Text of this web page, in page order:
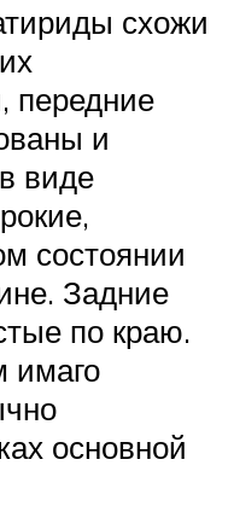
схожи
передние
и
виде
состоянии
Задние
по краю.
имаго
основной